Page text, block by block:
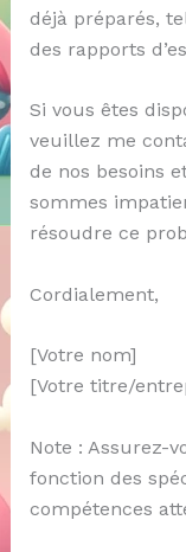
déjà préparés,
des rapports
Si vous êtes
veuillez me
de nos besoins
sommes
résoudre ce
Cordialement,
[Votre nom]
[Votre titre/
Note : Assurez-
fonction des
compétences